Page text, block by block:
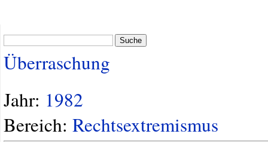
Suche
Überraschung
Jahr: 1982
Bereich: Rechtsextremismus